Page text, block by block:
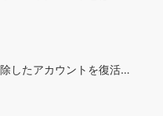
したアカウントを復活…